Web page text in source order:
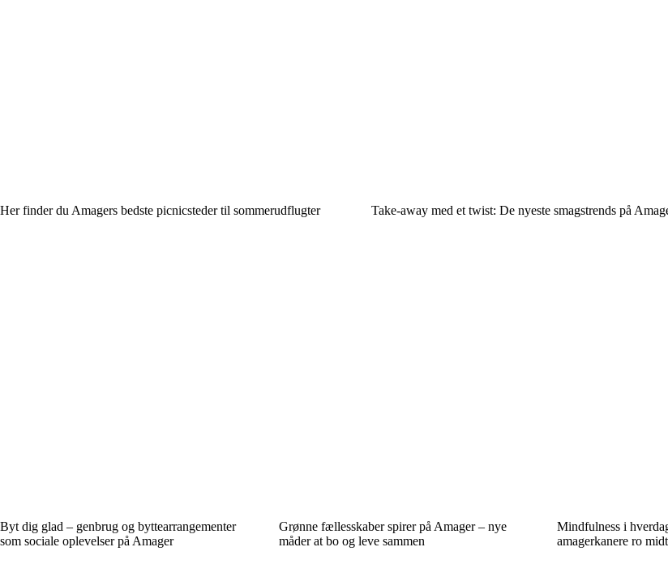
Her finder du Amagers bedste picnicsteder til sommerudflugter Take-away med et twist: De nyeste smagstrends på
Byt dig glad – genbrug og byttearrangementer
som sociale oplevelser på Amager
Grønne fællesskaber spirer på Amager – nye
måder at bo og leve sammen
Mindfulness i
amagerkanere ro